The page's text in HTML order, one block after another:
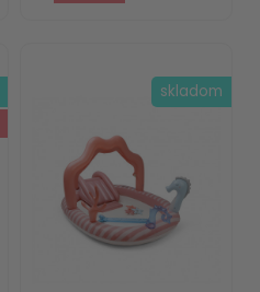
skladom